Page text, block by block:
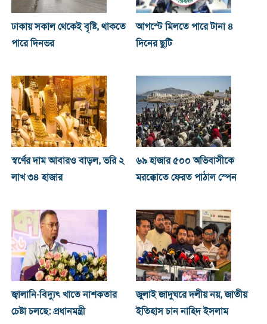
ঢাকায় সকাল থেকেই বৃষ্টি, থাকতে
পারে দিনভর
আগস্টে মিলতে পারে টানা ৪
দিনের ছুটি
স্বর্ণের দাম আবারও বাড়ল, ভরি ২
লাখ ৩৪ হাজার
৬৯ হাজার ৫০০ অভিবাসীকে
মরক্কোতে ফেরত পাঠাল স্পেন
জ্বালানি-বিদ্যুৎ খাতে নাশকতার
চেষ্টা চলছে: প্রধানমন্ত্রী
জুলাই জাদুঘরে দলীয় নয়, জাতীয়
ইতিহাস চান নাহিদ ইসলাম